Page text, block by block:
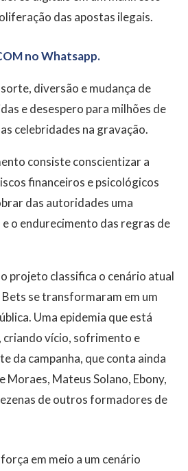
das apostas ilegais.
no Whatsapp.
diversão e mudança de
e desespero para milhões de
celebridades na gravação.
consiste conscientizar a
financeiros e psicológicos
das autoridades uma
o endurecimento das regras de
projeto classifica o cenário atual
Bets se transformaram em um
Uma epidemia que está
vício, sofrimento e
da campanha, que conta ainda
Moraes, Mateus Solano, Ebony,
de outros formadores de
em meio a um cenário